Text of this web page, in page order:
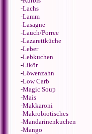
-Lachs
-Lamm
-Lasagne
-Lauch/Porree
-Lazarettküche
-Leber
-Lebkuchen
-Likör
-Löwenzahn
-Low Carb
-Magic Soup
-Mais
-Makkaroni
-Makrobiotisches
-Mandarinenkuchen
-Mango